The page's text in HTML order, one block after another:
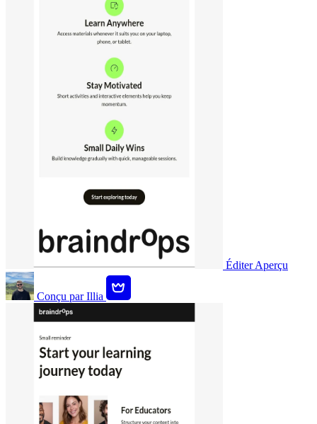
Éditer Aperçu
Conçu par Illia